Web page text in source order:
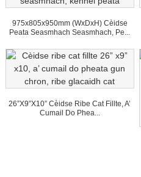
975x805x950mm (WxDxH) Cèidse
Peata Seasmhach Seasmhach, Pe...
26”x9”x10” Cèidse Ribe Cat Fillte, A’
Cumail Do Phea...